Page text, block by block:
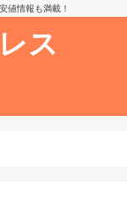
値情報も満載！
ス